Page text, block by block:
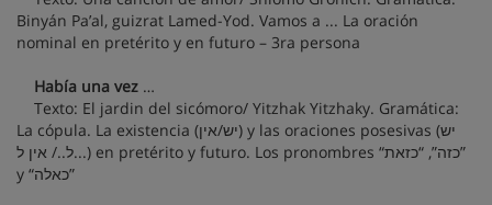
Binyán Pa’al, guizrat Lamed-Yod. Vamos a ... La oración
nominal en pretérito y en futuro – 3ra persona
Había una vez …
Texto: El jardin del sicómoro/ Yitzhak Yitzhaky. Gramática:
La cópula. La existencia (יש/אין) y las oraciones posesivas (יש
ל../ אין ל...) en pretérito y futuro. Los pronombres “כזה”, “כזאת”
y “כאלה”